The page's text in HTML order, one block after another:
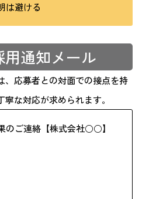
は避ける
通知メール
、応募者との対面での接点を持
な対応が求められます。
のご連絡【株式会社○○】